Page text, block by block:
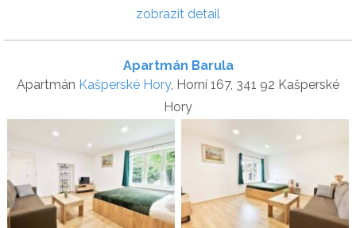
zobrazit detail
Apartmán Barula
Apartmán Kašperské Hory, Horní 167, 341 92 Kašperské
Hory